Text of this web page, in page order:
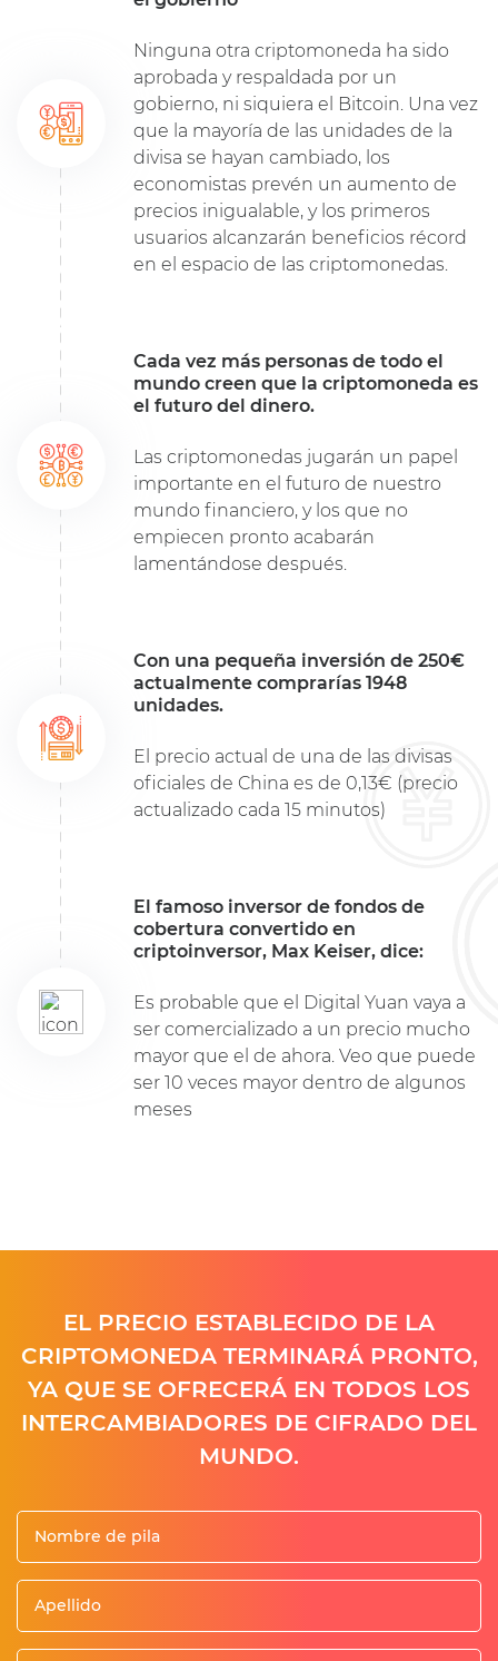
Ninguna otra criptomoneda ha sido
aprobada y respaldada por un
gobierno, ni siquiera el Bitcoin. Una vez
que la mayoría de las unidades de la
divisa se hayan cambiado, los
economistas prevén un aumento de
precios inigualable, y los primeros
usuarios alcanzarán beneficios récord
en el espacio de las criptomonedas.
Cada vez más personas de todo el
mundo creen que la criptomoneda es
el futuro del dinero.
Las criptomonedas jugarán un papel
importante en el futuro de nuestro
mundo financiero, y los que no
empiecen pronto acabarán
lamentándose después.
Con una pequeña inversión de 250€
actualmente comprarías 1948
unidades.
El precio actual de una de las divisas
oficiales de China es de 0,13€ (precio
actualizado cada 15 minutos)
El famoso inversor de fondos de
cobertura convertido en
criptoinversor, Max Keiser, dice:
Es probable que el Digital Yuan vaya a
ser comercializado a un precio mucho
mayor que el de ahora. Veo que puede
ser 10 veces mayor dentro de algunos
meses
EL PRECIO ESTABLECIDO DE LA
CRIPTOMONEDA TERMINARÁ PRONTO,
YA QUE SE OFRECERÁ EN TODOS LOS
INTERCAMBIADORES DE CIFRADO DEL
MUNDO.